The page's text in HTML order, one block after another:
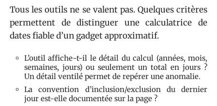
Tous les outils ne se valent pas. Quelques critères
permettent de distinguer une calculatrice de
dates fiable d’un gadget approximatif.
L’outil affiche-t-il le détail du calcul (années, mois,
semaines, jours) ou seulement un total en jours ?
Un détail ventilé permet de repérer une anomalie.
La convention d’inclusion/exclusion du dernier
jour est-elle documentée sur la page ?